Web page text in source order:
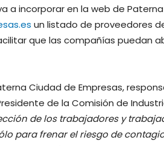
a incorporar en la web de
un listado de proveedores
que las compañías puedan
Ciudad de Empresas,
de la Comisión de
de los trabajadores y
para frenar el riesgo de contagio